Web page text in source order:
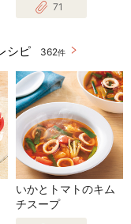
71
シピ 362件
いかとトマトのキム
チスープ